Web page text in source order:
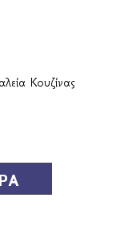
Κουζίνας